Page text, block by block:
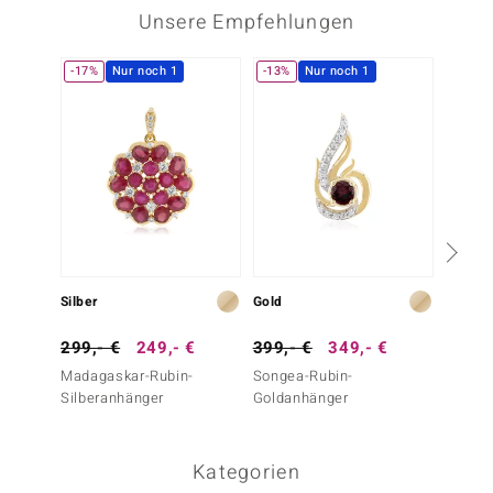
Unsere Empfehlungen
-17% Nur noch 1
Silber
299,- € 249,- €
Madagaskar-Rubin-
Silberanhänger
-13% Nur noch 1
Gold
399,- € 349,- €
Songea-Rubin-
Goldanhänger
Kategorien